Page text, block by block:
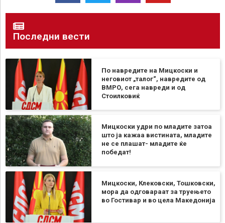
Последни вести
По навредите на Мицкоски и
неговиот „талог“, навредите од
ВМРО, сега навреди и од
Стоилковиќ
Мицкоски удри по младите затоа
што ја кажаа вистината, младите
не се плашат- младите ќе
победат!
Мицкоски, Клековски, Тошковски,
мора да одговараат за труењето
во Гостивар и во цела Македонија